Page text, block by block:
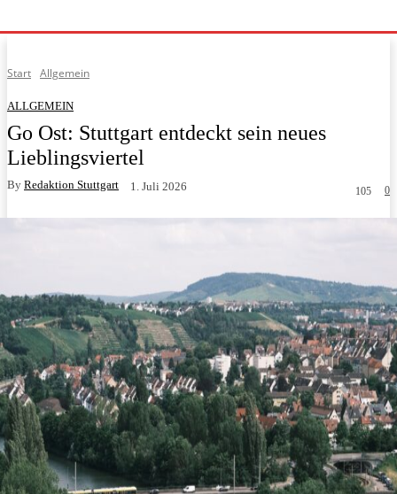
Start Allgemein
ALLGEMEIN
Go Ost: Stuttgart entdeckt sein neues
Lieblingsviertel
By Redaktion Stuttgart 1. Juli 2026 0
105